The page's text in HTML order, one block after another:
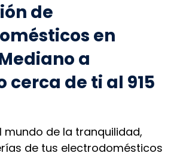
de
en
a
cerca de ti al 915
mundo de la tranquilidad,
de tus electrodomésticos